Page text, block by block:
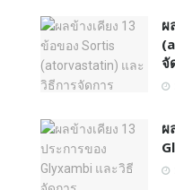
ผ
จั
ผ